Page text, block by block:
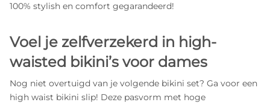
100% stylish en comfort gegarandeerd!
Voel je zelfverzekerd in high-
waisted bikini’s voor dames
Nog niet overtuigd van je volgende bikini set? Ga voor een
high waist bikini slip! Deze pasvorm met hoge